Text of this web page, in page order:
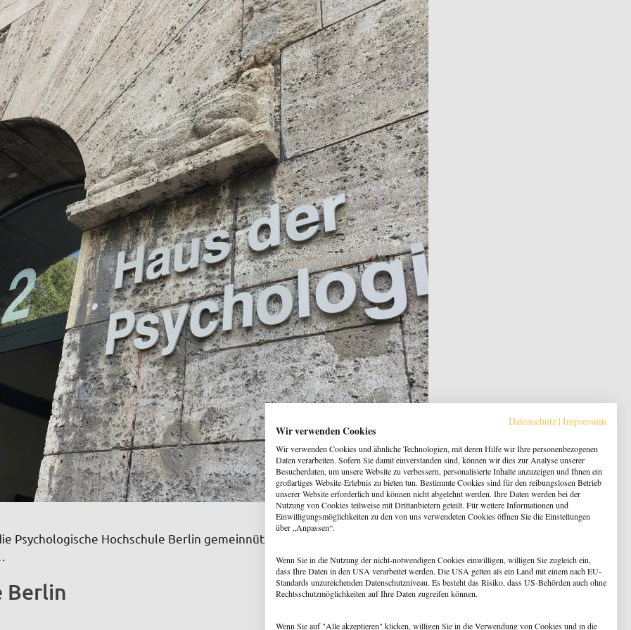
Psychologische Hochschule Berlin gemeinnützig tätig. Alle Studiengänge sind vom Senat für Bildung,
Berlin
Datenschutz | Impressum
Wir verwenden Cookies
Wir verwenden Cookies und ähnliche Technologien, mit deren Hilfe wir Ihre personenbezogenen
Daten verarbeiten. Sofern Sie damit einverstanden sind, können wir dies zur Analyse unserer
Besucherdaten, um unsere Website zu verbessern, personalisierte Inhalte anzuzeigen und Ihnen ein
großartiges Website-Erlebnis zu bieten tun. Bestimmte Cookies sind für den reibungslosen Betrieb
unserer Website erforderlich und können nicht abgelehnt werden. Ihre Daten werden bei der
Nutzung von Cookies teilweise mit Drittanbietern geteilt. Für weitere Informationen und
Einwilligungsmöglichkeiten zu den von uns verwendeten Cookies öffnen Sie die Einstellungen
über „Anpassen“.
Wenn Sie in die Nutzung der nicht-notwendigen Cookies einwilligen, willigen Sie zugleich ein,
dass Ihre Daten in den USA verarbeitet werden. Die USA gelten als ein Land mit einem nach EU-
Standards unzureichenden Datenschutzniveau. Es besteht das Risiko, dass US-Behörden auch ohne
Rechtsschutzmöglichkeiten auf Ihre Daten zugreifen können.
Wenn Sie auf "Alle akzeptieren" klicken, willigen Sie in die Verwendung von Cookies und in die